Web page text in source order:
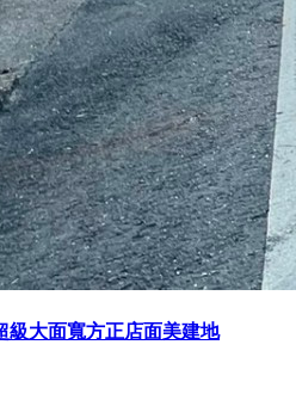
級大面寬方正店面美建地